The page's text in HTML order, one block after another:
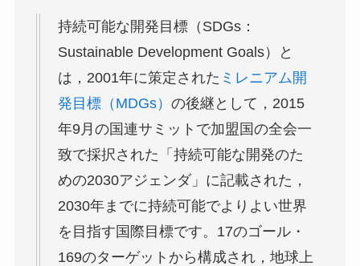
持続可能な開発目標（SDGs：
Sustainable Development Goals）と
は，2001年に策定された ミレニアム開
発目標（MDGs） の後継として，2015
年9月の国連サミットで加盟国の全会一
致で採択された「持続可能な開発のた
めの2030アジェンダ」に記載された，
2030年までに持続可能でよりよい世界
を目指す国際目標です。17のゴール・
169のターゲットから構成され，地球上